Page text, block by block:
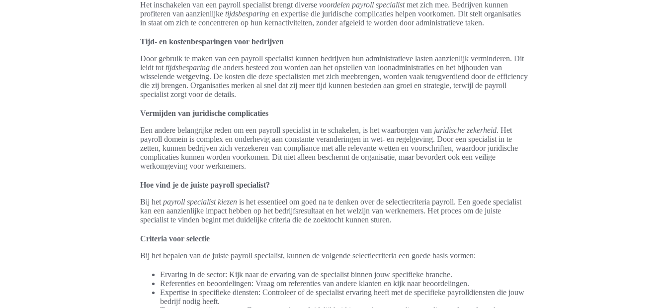
Het inschakelen van een payroll specialist brengt diverse voordelen payroll specialistmet zich mee. Bedrijven kunnen
profiteren van aanzienlijke tijdsbesparing en expertise die juridische complicaties helpen voorkomen. Dit stelt organisaties
in staat om zich te concentreren op hun kernactiviteiten, zonder afgeleid te worden door administratieve taken.
Tijd- en kostenbesparingen voor bedrijven
Door gebruik te maken van een payroll specialist kunnen bedrijven hun administratieve lasten aanzienlijk verminderen. Dit
leidt tot tijdsbesparing die anders besteed zou worden aan het opstellen van loonadministraties en het bijhouden van
wisselende wetgeving. De kosten die deze specialisten met zich meebrengen, worden vaak terugverdiend door de efficiency
die zij brengen. Organisaties merken al snel dat zij meer tijd kunnen besteden aan groei en strategie, terwijl de payroll
specialist zorgt voor de details.
Vermijden van juridische complicaties
Een andere belangrijke reden om een payroll specialist in te schakelen, is het waarborgen van juridische zekerheid. Het
payroll domein is complex en onderhevig aan constante veranderingen in wet- en regelgeving. Door een specialist in te
zetten, kunnen bedrijven zich verzekeren van compliance met alle relevante wetten en voorschriften, waardoor juridische
complicaties kunnen worden voorkomen. Dit niet alleen beschermt de organisatie, maar bevordert ook een veilige
werkomgeving voor werknemers.
Hoe vind je de juiste payroll specialist?
Bij het payroll specialist kiezen is het essentieel om goed na te denken over de selectiecriteria payroll. Een goede specialist
kan een aanzienlijke impact hebben op het bedrijfsresultaat en het welzijn van werknemers. Het proces om de juiste
specialist te vinden begint met duidelijke criteria die de zoektocht kunnen sturen.
Criteria voor selectie
Bij het bepalen van de juiste payroll specialist, kunnen de volgende selectiecriteria een goede basis vormen:
Ervaring in de sector: Kijk naar de ervaring van de specialist binnen jouw specifieke branche.
Referenties en beoordelingen: Vraag om referenties van andere klanten en kijk naar beoordelingen.
Expertise in specifieke diensten: Controleer of de specialist ervaring heeft met de specifieke payrolldiensten die jouw
bedrijf nodig heeft.